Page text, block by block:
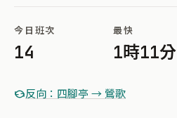
今日班次
14
最快
1時11分
反向：四腳亭 → 鶯歌